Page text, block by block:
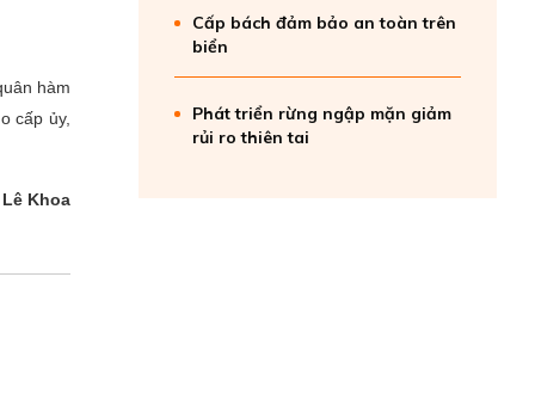
hàm
cấp ủy,
Lê Khoa
Cấp bách đảm bảo an toàn trên
biển
Phát triển rừng ngập mặn giảm
rủi ro thiên tai